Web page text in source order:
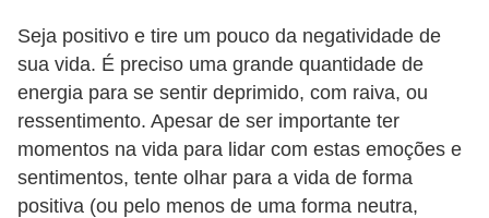
Seja positivo e tire um pouco da negatividade de
sua vida. É preciso uma grande quantidade de
energia para se sentir deprimido, com raiva, ou
ressentimento. Apesar de ser importante ter
momentos na vida para lidar com estas emoções e
sentimentos, tente olhar para a vida de forma
positiva (ou pelo menos de uma forma neutra,
s
c
u
i
n